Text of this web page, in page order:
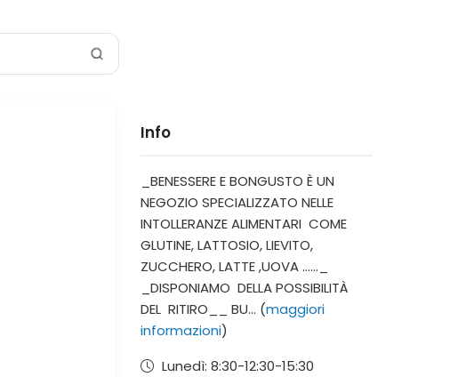
Info
_BENESSERE E BONGUSTO È UN
NEGOZIO SPECIALIZZATO NELLE
INTOLLERANZE ALIMENTARI COME
GLUTINE, LATTOSIO, LIEVITO,
ZUCCHERO, LATTE ,UOVA ......_
_DISPONIAMO DELLA POSSIBILITÀ
DEL RITIRO__ BU... (maggiori
informazioni)
Lunedì: 8:30-12:30-15:30